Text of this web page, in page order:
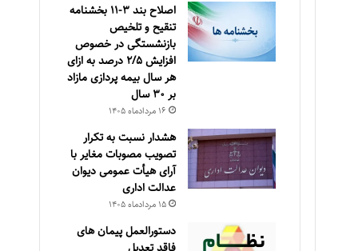
اصلاح بند ۳‏-۱۱ بخشنامه
تنقیح و تلخیص
بازنشستگی در خصوص
افزایش ۵‏‏‏‏‏‏‏‏‏/۲ درصد به ازای
هر سال بیمه پردازی مازاد
بر ۳۰‏ سال
۱۶ مرداد‌ماه ۱۴۰۵
هشدار نسبت به تکرار
تصویب مصوبات مغایر با
آرای هیأت عمومی دیوان
عدالت اداری
۱۵ مرداد‌ماه ۱۴۰۵
دستورالعمل پیمان های